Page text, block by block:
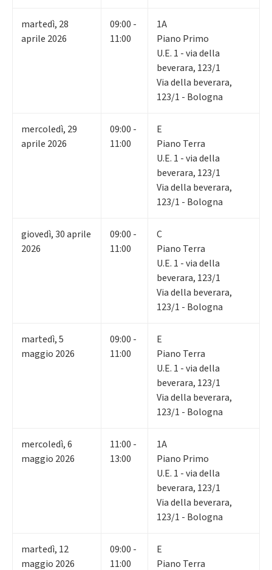
martedì, 28
aprile 2026
09:00 -
11:00
1A
Piano Primo
U.E. 1 - via della
beverara, 123/1
Via della beverara,
123/1 - Bologna
mercoledì, 29
aprile 2026
09:00 -
11:00
E
Piano Terra
U.E. 1 - via della
beverara, 123/1
Via della beverara,
123/1 - Bologna
giovedì,30aprile
2026
09:00 -
11:00
C
Piano Terra
U.E. 1 - via della
beverara, 123/1
Via della beverara,
123/1 - Bologna
martedì,5
maggio 2026
09:00 -
11:00
E
Piano Terra
U.E. 1 - via della
beverara, 123/1
Via della beverara,
123/1 - Bologna
mercoledì,6
maggio 2026
11:00 -
13:00
1A
Piano Primo
U.E. 1 - via della
beverara, 123/1
Via della beverara,
123/1 - Bologna
martedì, 12
maggio 2026
09:00 -
11:00
E
Piano Terra